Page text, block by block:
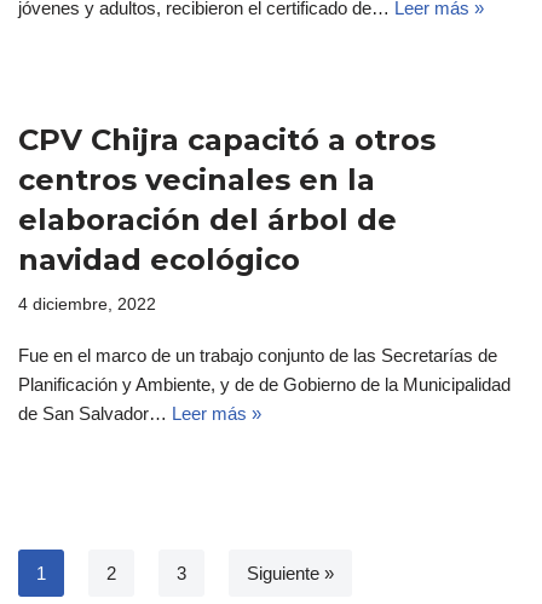
jóvenes y adultos, recibieron el certificado de… Leer más »
CPV Chijra capacitó a otros
centros vecinales en la
elaboración del árbol de
navidad ecológico
4 diciembre, 2022
Fue en el marco de un trabajo conjunto de las Secretarías de
Planificación y Ambiente, y de de Gobierno de la Municipalidad
de San Salvador… Leer más »
1 2 3 Siguiente »